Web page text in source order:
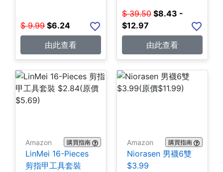
$ 9.99 $6.24
由此查看
$ 39.50 $8.43 -
$12.97
由此查看
Amazon 購買指南
LinMei 16-Pieces
剪指甲工具套裝
Amazon 購買指南
Niorasen 男襪6雙
$3.99